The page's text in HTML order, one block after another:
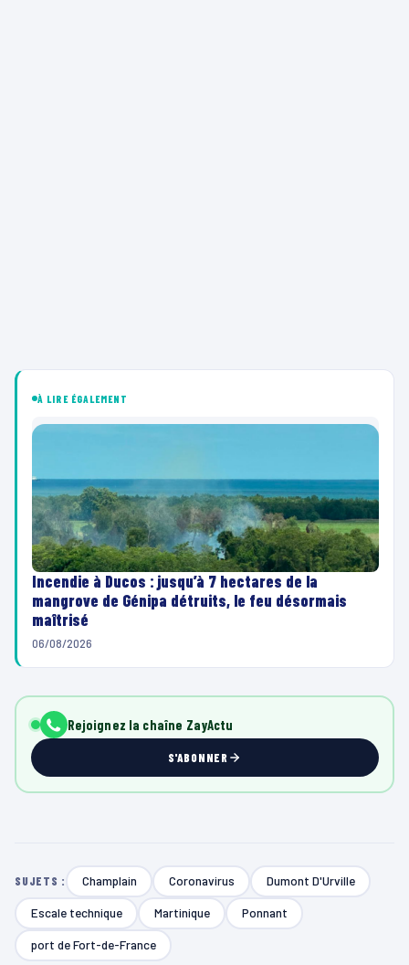
À LIRE ÉGALEMENT
Incendie à Ducos : jusqu’à 7 hectares de la
mangrove de Génipa détruits, le feu désormais
maîtrisé
06/08/2026
Rejoignez la chaîne ZayActu
S'ABONNER
SUJETS : Champlain Coronavirus Dumont D'Urville
Escale technique Martinique Ponnant
port de Fort-de-France